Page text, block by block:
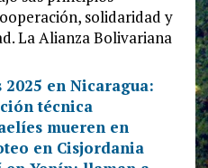
solidaridad y
La Alianza Bolivariana
en Nicaragua:
técnica
mueren en
en Cisjordania